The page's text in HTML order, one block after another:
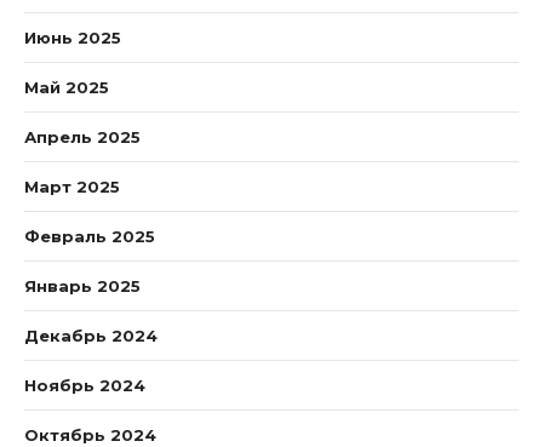
Июнь 2025
Май 2025
Апрель 2025
Март 2025
Февраль 2025
Январь 2025
Декабрь 2024
Ноябрь 2024
Октябрь 2024